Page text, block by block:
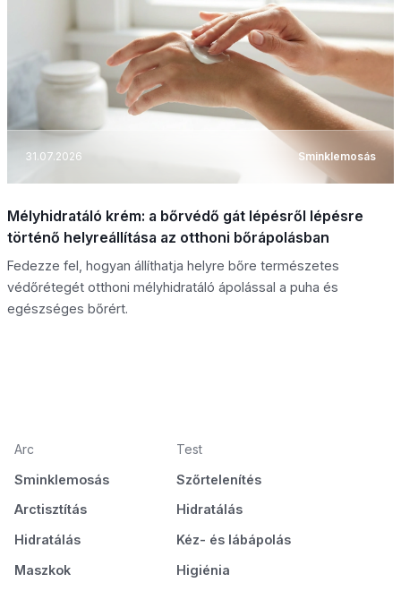
31.07.2026 Sminklemosás
Mélyhidratáló krém: a bőrvédő gát lépésről lépésre
történő helyreállítása az otthoni bőrápolásban
Fedezze fel, hogyan állíthatja helyre bőre természetes
védőrétegét otthoni mélyhidratáló ápolással a puha és
egészséges bőrért.
Arc
Sminklemosás
Arctisztítás
Hidratálás
Maszkok
Test
Szőrtelenítés
Hidratálás
Kéz- és lábápolás
Higiénia